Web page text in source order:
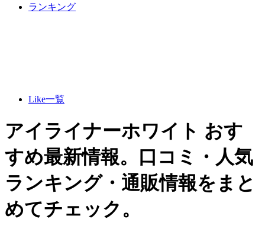
ランキング
Like一覧
アイライナーホワイト おす
すめ最新情報。口コミ・人気
ランキング・通販情報をまと
めてチェック。